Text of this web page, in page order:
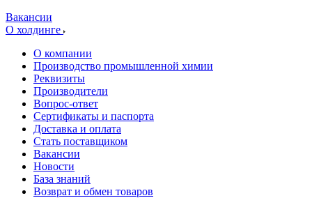
Вакансии
О холдинге
О компании
Производство промышленной химии
Реквизиты
Производители
Вопрос-ответ
Сертификаты и паспорта
Доставка и оплата
Стать поставщиком
Вакансии
Новости
База знаний
Возврат и обмен товаров